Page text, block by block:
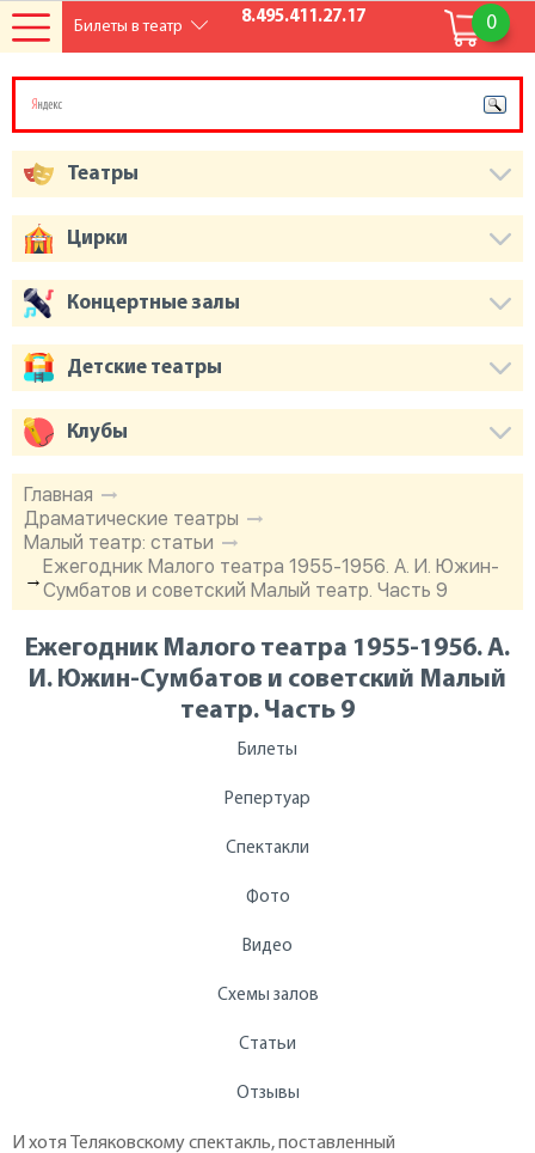
0
8.495.411.27.17
Главная
Драматические театры
Малый театр: статьи
→
Ежегодник Малого театра 1955-1956. А. И. Южин-
Сумбатов и советский Малый театр. Часть 9
Ежегодник Малого театра 1955-1956. А.
И. Южин-Сумбатов и советский Малый
театр. Часть 9
Билеты
Репертуар
Спектакли
Фото
Видео
Схемы залов
Статьи
Отзывы
И хотя Теляковскому спектакль, поставленный
Театры
Цирки
Концертные залы
Детские театры
Клубы
Билеты в театр